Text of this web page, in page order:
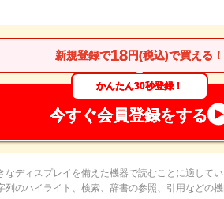
新規登録で18円(税込)で買える！
かんたん30秒登録！
今すぐ会員登録をする
ディスプレイを備えた機器で読むことに適してい
のハイライト、検索、辞書の参照、引用などの機